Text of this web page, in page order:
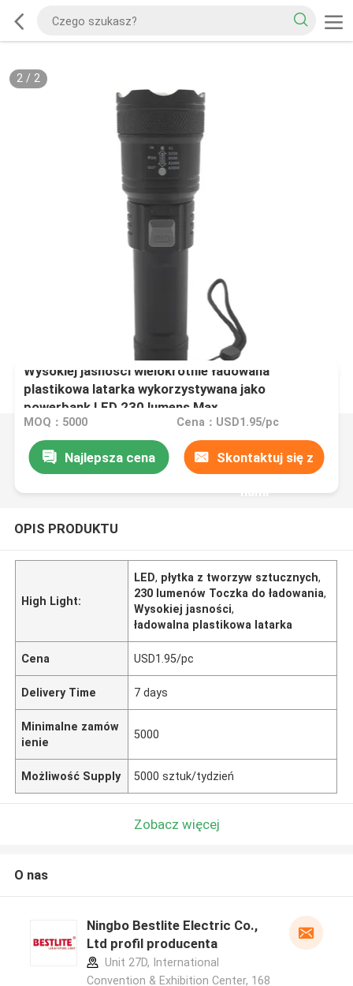
2/ 2
Wysokiej jasności wielokrotnie ładowana
plastikowa latarka wykorzystywana jako
powerbank LED 230 lumens Max.
MOQ：5000 Cena：USD1.95/pc
Najlepsza cena Skontaktuj się z
nami
OPIS PRODUKTU
High Light:
LED, płytka z tworzyw sztucznych,
230 lumenów Toczka do ładowania,
Wysokiej jasności,
ładowalna plastikowa latarka
Cena USD1.95/pc
Delivery Time 7 days
Minimalne zamów
ienie
5000
Możliwość Supply 5000 sztuk/tydzień
Zobacz więcej
O nas
Ningbo Bestlite Electric Co.,
Ltd profil producenta
Unit 27D, International
Convention & Exhibition Center, 168